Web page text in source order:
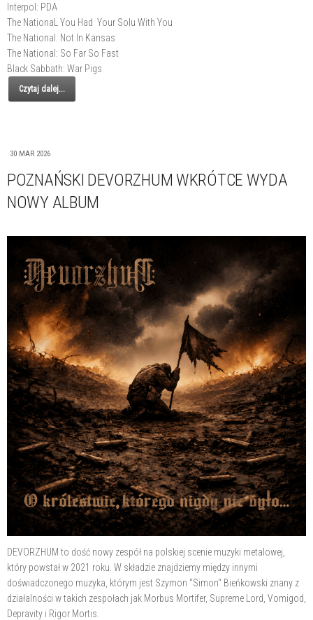
Interpol: PDA
The NationaL You Had Your Solu With You
The National: Not In Kansas
The National: So Far So Fast
Black Sabbath: War Pigs
Czytaj dalej...
30 MAR 2026
POZNAŃSKI DEVORZHUM WKRÓTCE WYDA
NOWY ALBUM
DEVORZHUM to dość nowy zespół na polskiej scenie muzyki metalowej,
który powstał w 2021 roku. W składzie znajdziemy między innymi
doświadczonego muzyka, którym jest Szymon "Simon" Bieńkowski znany z
działalności w takich zespołach jak Morbus Mortifer, Supreme Lord, Vomigod,
Depravity i Rigor Mortis.